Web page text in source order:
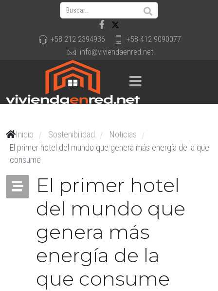
+58 212 2394936
+58 412 9090077
info@viviendaenred.net
Inicio / Sostenibilidad / Noticias /
El primer hotel del mundo que genera más energía de la que
consume
El primer hotel
del mundo que
genera más
energía de la
que consume